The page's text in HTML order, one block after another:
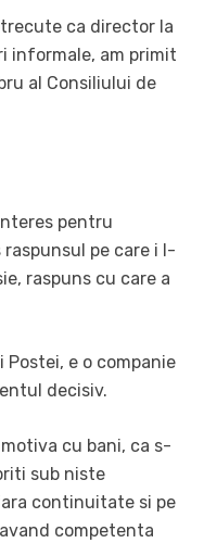
ca director la
informale, am primit
al Consiliului de
pentru
pe care i l-
raspuns cu care a
Postei, e o companie
decisiv.
cu bani, ca s-
sub niste
continuitate si pe
competenta